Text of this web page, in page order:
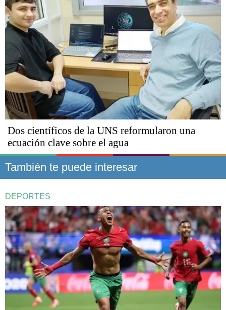
Dos científicos de la UNS reformularon una
ecuación clave sobre el agua
También te puede interesar
DEPORTES